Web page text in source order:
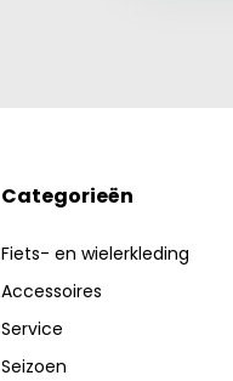
Categorieën
Fiets- en wielerkleding
Accessoires
Service
Seizoen